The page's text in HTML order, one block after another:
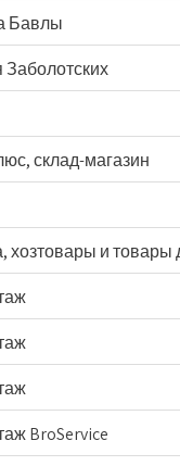
Бавлы
склад-магазин
хозтовары и товары
BroService